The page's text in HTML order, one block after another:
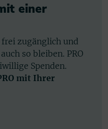
einer
zugänglich und
so bleiben. PRO
Spenden.
mit Ihrer